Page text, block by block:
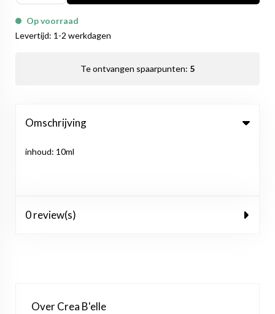
Op voorraad
Levertijd: 1-2 werkdagen
Te ontvangen spaarpunten: 5
Omschrijving
inhoud: 10ml
0 review(s)
Over Crea B'elle